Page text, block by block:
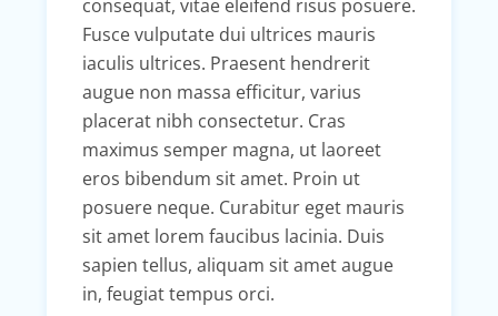
consequat, vitae eleifend risus posuere.
Fusce vulputate dui ultrices mauris
iaculis ultrices. Praesent hendrerit
augue non massa efficitur, varius
placerat nibh consectetur. Cras
maximus semper magna, ut laoreet
eros bibendum sit amet. Proin ut
posuere neque. Curabitur eget mauris
sit amet lorem faucibus lacinia. Duis
sapien tellus, aliquam sit amet augue
in, feugiat tempus orci.